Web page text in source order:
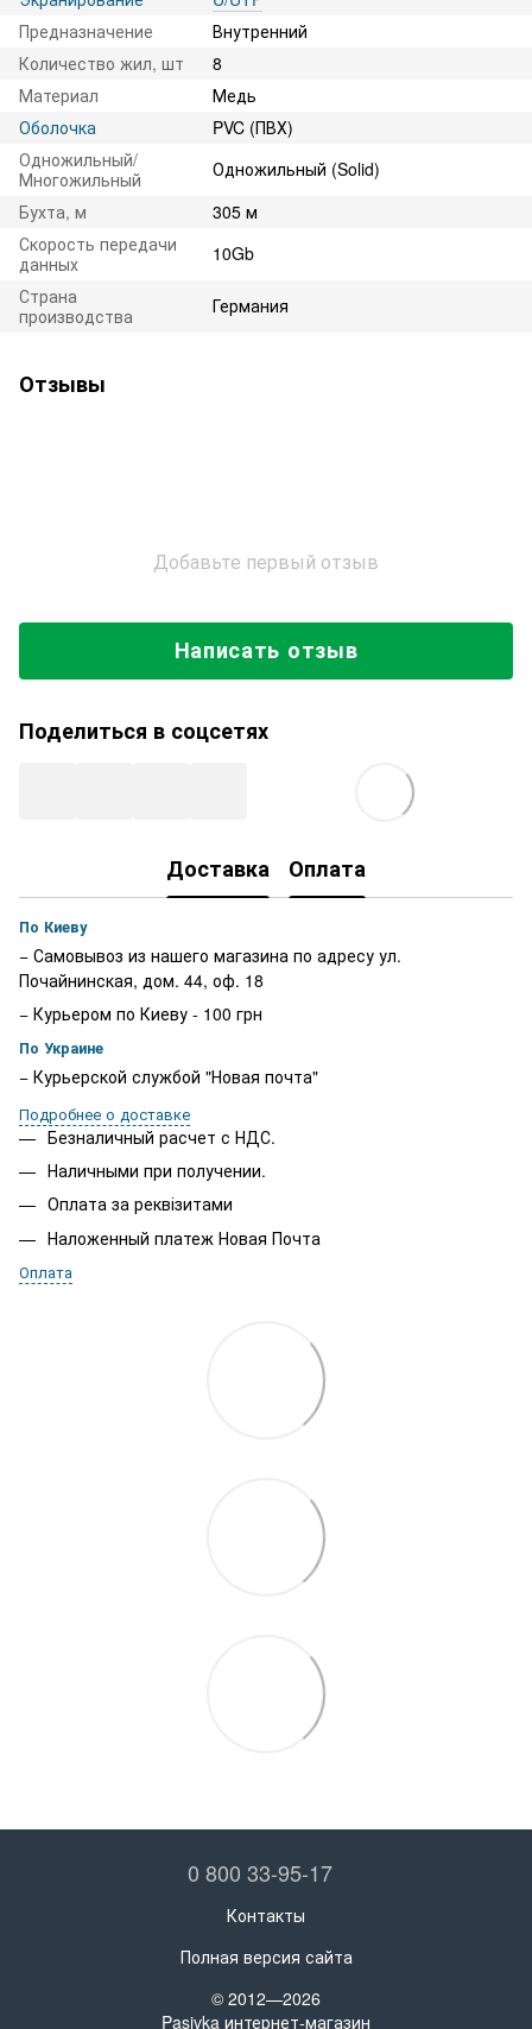
Предназначение
Внутренний
Количество жил, шт
8
Материал
Медь
Оболочка
PVC (ПВХ)
Одножильный/
Многожильный
Одножильный (Solid)
Бухта, м
305 м
Скорость передачи
данных
10Gb
Страна
производства
Германия
Отзывы
Добавьте первый отзыв
Написать отзыв
Поделиться в соцсетях
Доставка Оплата
По Киеву
− Самовывоз из нашего магазина по адресу ул.
Почайнинская, дом. 44, оф. 18
− Курьером по Киеву - 100 грн
По Украине
− Курьерской службой "Новая почта"
Подробнее о доставке
Безналичный расчет с НДС.
Наличными при получении.
Оплата за реквізитами
Наложенный платеж Новая Почта
Оплата
0 800 33-95-17
Контакты
Полная версия сайта
© 2012—2026
Pasivka интернет-магазин